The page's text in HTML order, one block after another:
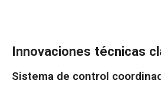
Innovaciones técnicas
Sistema de control